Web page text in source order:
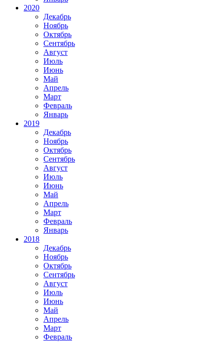
2020
Декабрь
Ноябрь
Октябрь
Сентябрь
Август
Июль
Июнь
Май
Апрель
Март
Февраль
Январь
2019
Декабрь
Ноябрь
Октябрь
Сентябрь
Август
Июль
Июнь
Май
Апрель
Март
Февраль
Январь
2018
Декабрь
Ноябрь
Октябрь
Сентябрь
Август
Июль
Июнь
Май
Апрель
Март
Февраль